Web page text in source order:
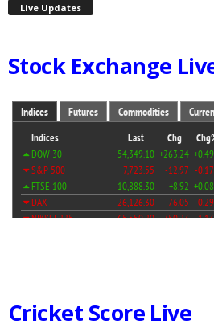
Live Updates
Stock Exchange
Cricket Score Live